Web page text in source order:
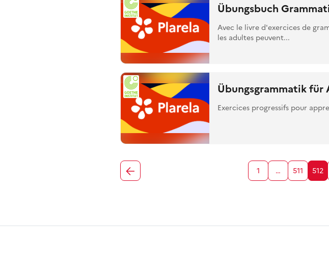
Übungsbuch
Avec le livre d'exercices de
les adultes peuvent...
Übungsgrammatik für
Exercices progressifs pour
1 … 511 512